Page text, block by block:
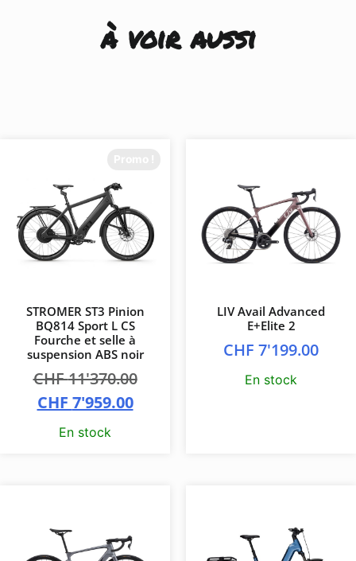
à voir aussi
STROMER ST3 Pinion
BQ814 Sport L CS
Fourche et selle à
suspension ABS noir
CHF11'370.00
CHF 7'959.00
En stock
LIV Avail Advanced
E+Elite 2
CHF 7'199.00
En stock